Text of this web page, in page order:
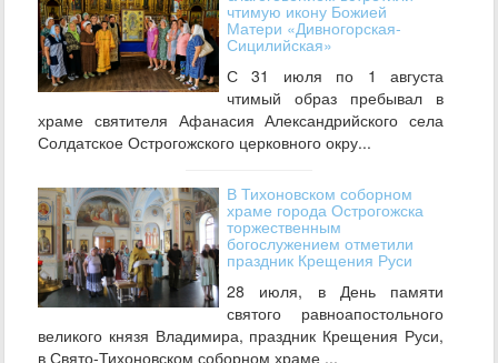
чтимую икону Божией
Матери «Дивногорская-
Сицилийская»
С 31 июля по 1 августа
чтимый образ пребывал в
храме святителя Афанасия Александрийского села
Солдатское Острогожского церковного окру...
В Тихоновском соборном
храме города Острогожска
торжественным
богослужением отметили
праздник Крещения Руси
28 июля, в День памяти
святого равноапостольного
великого князя Владимира, праздник Крещения Руси,
в Свято-Тихоновском соборном храме ...